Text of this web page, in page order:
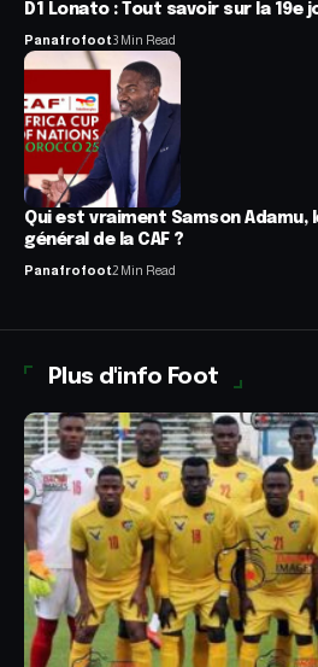
D1 Lonato : Tout savoir sur la 19e
Panafrofoot3 Min Read
Qui est vraiment Samson Adamu,
général de la CAF ?
Panafrofoot2 Min Read
Plus d'info Foot